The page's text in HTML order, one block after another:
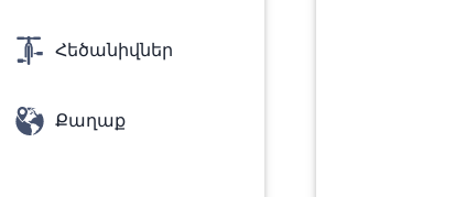
Հեծանիվներ
Քաղաք